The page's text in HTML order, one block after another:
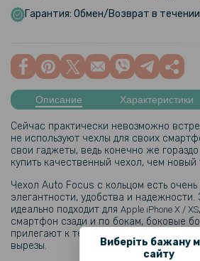
Виберіть бажану
сайту
199 грн
iPhone XS 3шт на камеру, Transparent
159 грн
199 грн
Противоударная гидрогелевая пленка
Galaxy S21 FE 5G, Transparent
199 грн
249 грн
Защитное стекло Gelius Full Cover Ultra-
iPhone X, Black
Гарантия: Обмен/Возврат в
Описание Характеристики
Сейчас практически невозможно
не используют чехлы для своих
свои гаджеты, ведь конечно же
купить качественный чехол, чем
Чехол Auto Focus с кольцом есть
элегантности, удобства и надежности.
идеально подходит для Apple iPhone X / XS
смартфон сзади и по бокам, боковые
прилегают к телефону,
вырезы.